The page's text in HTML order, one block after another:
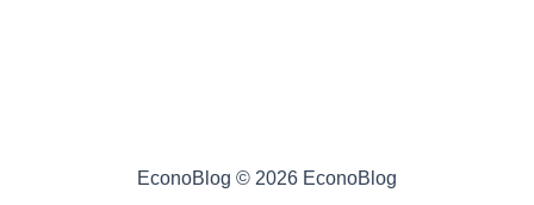
EconoBlog © 2026 EconoBlog